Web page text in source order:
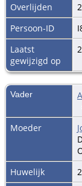
Overlijden
Persoon-ID
Laatst
gewijzigd op
Vader
Moeder
Huwelijk